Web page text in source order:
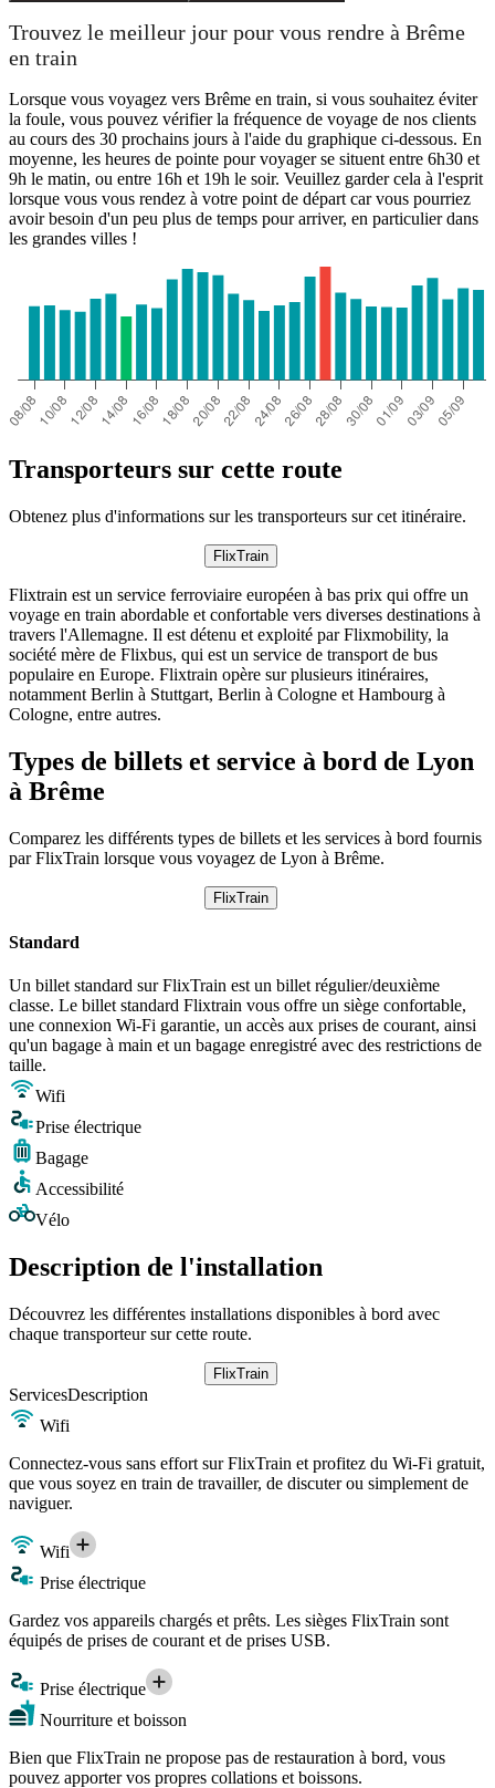
Trouvez le meilleur jour pour vous rendre à Brême
en train
Lorsque vous voyagez vers Brême en train, si vous souhaitez éviter
la foule, vous pouvez vérifier la fréquence de voyage de nos clients
au cours des 30 prochains jours à l'aide du graphique ci-dessous. En
moyenne, les heures de pointe pour voyager se situent entre 6h30 et
9h le matin, ou entre 16h et 19h le soir. Veuillez garder cela à l'esprit
lorsque vous vous rendez à votre point de départ car vous pourriez
avoir besoin d'un peu plus de temps pour arriver, en particulier dans
les grandes villes !
Transporteurs sur cette route
Obtenez plus d'informations sur les transporteurs sur cet itinéraire.
FlixTrain
Flixtrain est un service ferroviaire européen à bas prix qui offre un
voyage en train abordable et confortable vers diverses destinations à
travers l'Allemagne. Il est détenu et exploité par Flixmobility, la
société mère de Flixbus, qui est un service de transport de bus
populaire en Europe. Flixtrain opère sur plusieurs itinéraires,
notamment Berlin à Stuttgart, Berlin à Cologne et Hambourg à
Cologne, entre autres.
Types de billets et service à bord de Lyon
à Brême
Comparez les différents types de billets et les services à bord fournis
par FlixTrain lorsque vous voyagez de Lyon à Brême.
FlixTrain
Standard
Un billet standard sur FlixTrain est un billet régulier/deuxième
classe. Le billet standard Flixtrain vous offre un siège confortable,
une connexion Wi-Fi garantie, un accès aux prises de courant, ainsi
qu'un bagage à main et un bagage enregistré avec des restrictions de
taille.
Wifi
Prise électrique
Bagage
Accessibilité
Vélo
Description de l'installation
Découvrez les différentes installations disponibles à bord avec
chaque transporteur sur cette route.
FlixTrain
ServicesDescription
Wifi
Connectez-vous sans effort sur FlixTrain et profitez du Wi-Fi gratuit,
que vous soyez en train de travailler, de discuter ou simplement de
naviguer.
Wifi
Prise électrique
Gardez vos appareils chargés et prêts. Les sièges FlixTrain sont
équipés de prises de courant et de prises USB.
Prise électrique
Nourriture et boisson
Bien que FlixTrain ne propose pas de restauration à bord, vous
pouvez apporter vos propres collations et boissons.